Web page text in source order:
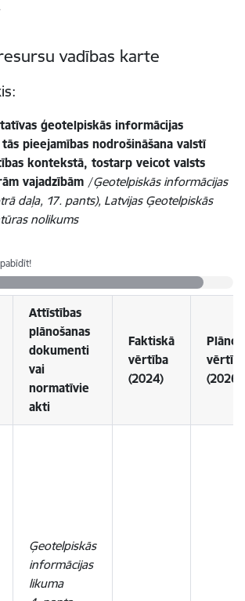
vadības karte
ģeotelpiskās informācijas
pieejamības nodrošināšana valstī
kontekstā, tostarp veicot valsts
vajadzībām /Ģeotelpiskās informācijas
daļa, 17. pants), Latvijas Ģeotelpiskās
nolikums
Attīstības
plānošanas
dokumenti
vai
normatīvie
akti
Faktiskā
vērtība
(2024)
(2026)
Ģeotelpiskās
informācijas
likuma